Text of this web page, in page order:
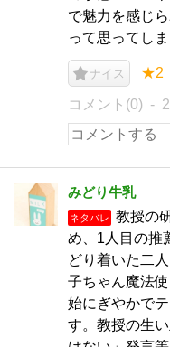
で魅力を感じ
って思ってし
ナイス ★2
コメント(0)
みどり牛乳
ネタバレ
教授の
め、1人目の推
どり着いた二
子ちゃん魔法
始にぎやかで
す。教授の生